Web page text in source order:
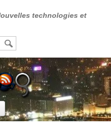
technologies et